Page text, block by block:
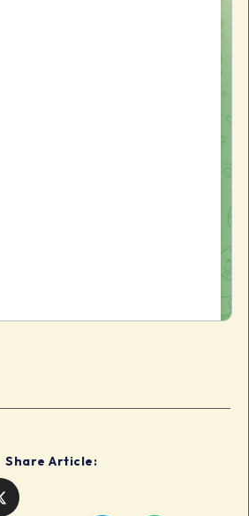
Share Article: